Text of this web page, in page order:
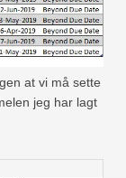
at vi må sette
jeg har lagt